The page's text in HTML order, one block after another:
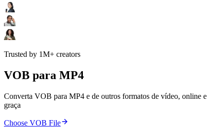
Trusted by 1M+ creators
VOB para MP4
Converta VOB para MP4 e de outros formatos de vídeo, online e
graça
Choose VOB File